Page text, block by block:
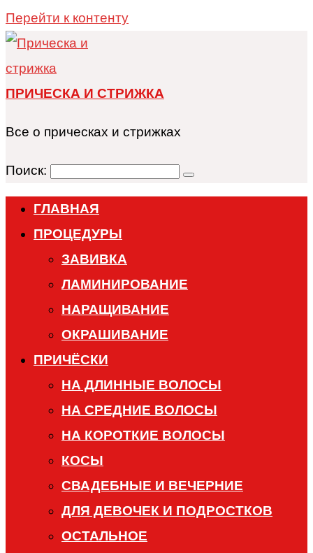
Перейти к контенту
ПРИЧЕСКА И СТРИЖКА
Все о прическах и стрижках
Поиск:
ГЛАВНАЯ
ПРОЦЕДУРЫ
ЗАВИВКА
ЛАМИНИРОВАНИЕ
НАРАЩИВАНИЕ
ОКРАШИВАНИЕ
ПРИЧЁСКИ
НА ДЛИННЫЕ ВОЛОСЫ
НА СРЕДНИЕ ВОЛОСЫ
НА КОРОТКИЕ ВОЛОСЫ
КОСЫ
СВАДЕБНЫЕ И ВЕЧЕРНИЕ
ДЛЯ ДЕВОЧЕК И ПОДРОСТКОВ
ОСТАЛЬНОЕ